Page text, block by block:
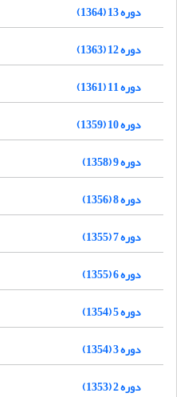
دوره 13 (1364)
دوره 12 (1363)
دوره 11 (1361)
دوره 10 (1359)
دوره 9 (1358)
دوره 8 (1356)
دوره 7 (1355)
دوره 6 (1355)
دوره 5 (1354)
دوره 3 (1354)
دوره 2 (1353)